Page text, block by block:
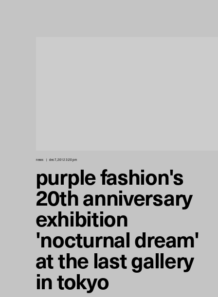
news dec 7, 2012 3:20 pm
purple fashion's
20th anniversary
exhibition
'nocturnal dream'
at the last gallery
in tokyo